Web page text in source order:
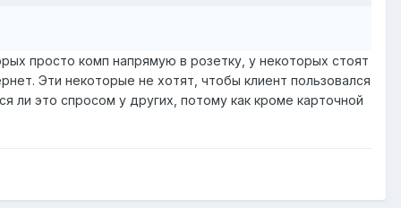
просто комп напрямую в розетку, у некоторых стоят
Эти некоторые не хотят, чтобы клиент пользовался
ли это спросом у других, потому как кроме карточной